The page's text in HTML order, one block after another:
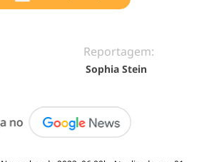
Reportagem:
Sophia Stein